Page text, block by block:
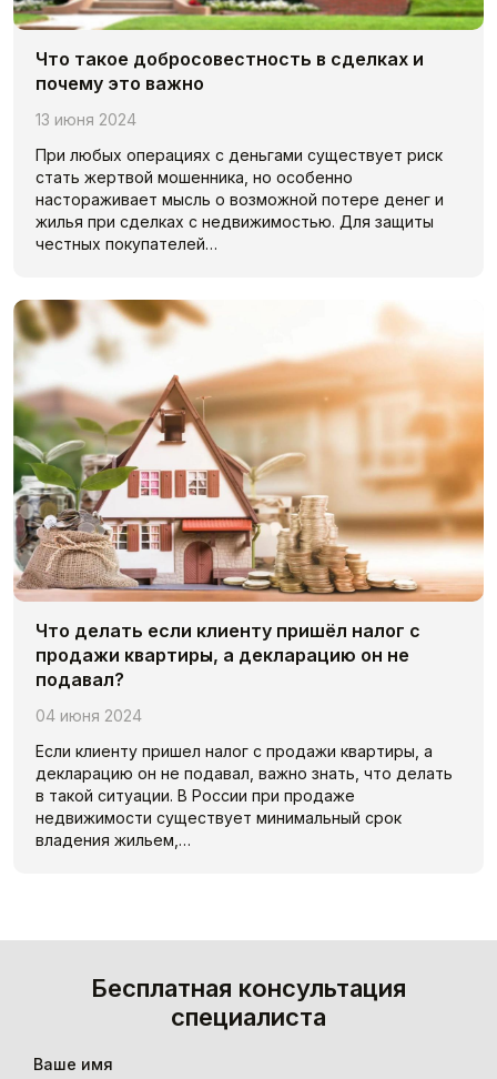
Что такое добросовестность в сделках и
почему это важно
13 июня 2024
При любых операциях с деньгами существует риск
стать жертвой мошенника, но особенно
настораживает мысль о возможной потере денег и
жилья при сделках с недвижимостью. Для защиты
честных покупателей…
Что делать если клиенту пришёл налог с
продажи квартиры, а декларацию он не
подавал?
04 июня 2024
Если клиенту пришел налог с продажи квартиры, а
декларацию он не подавал, важно знать, что делать
в такой ситуации. В России при продаже
недвижимости существует минимальный срок
владения жильем,…
Бесплатная консультация
специалиста
Ваше имя